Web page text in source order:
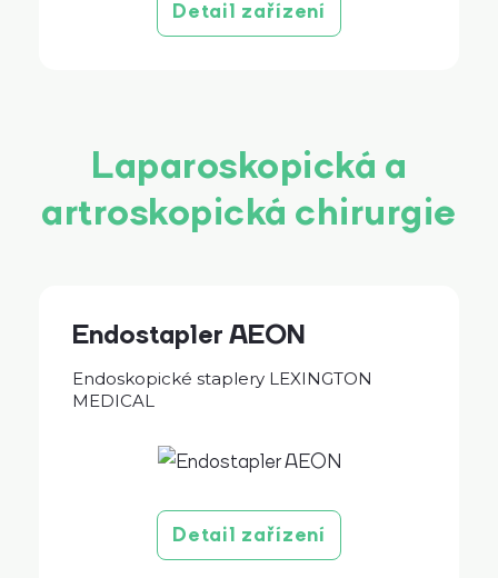
Detail zařízení
Laparoskopická a
artroskopická chirurgie
Endostapler AEON
Endoskopické staplery LEXINGTON
MEDICAL
Detail zařízení